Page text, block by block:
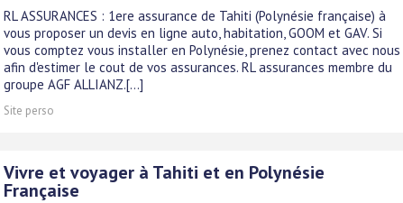
RL ASSURANCES : 1ere assurance de Tahiti (Polynésie française) à
vous proposer un devis en ligne auto, habitation, GOOM et GAV. Si
vous comptez vous installer en Polynésie, prenez contact avec nous
afin d'estimer le cout de vos assurances. RL assurances membre du
groupe AGF ALLIANZ.[...]
Site perso
Vivre et voyager à Tahiti et en Polynésie
Française